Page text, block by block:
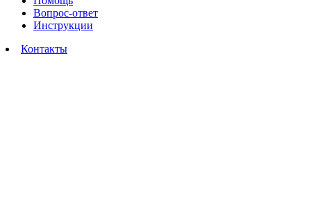
Вопрос-ответ
Инструкции
Контакты